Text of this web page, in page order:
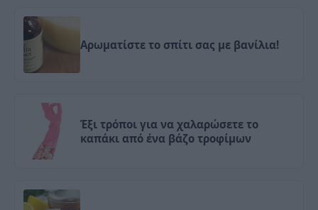
Αρωματίστε το σπίτι σας με βανίλια!
Έξι τρόποι για να χαλαρώσετε το
καπάκι από ένα βάζο τροφίμων